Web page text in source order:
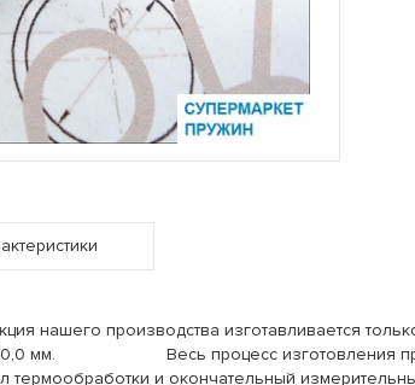
производства изготавливается только
до 30,0 мм. Весь процесс изготовления
термообработки и окончательный